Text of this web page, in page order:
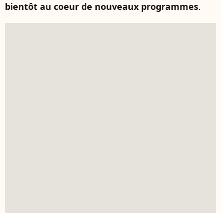
bientôt au coeur de nouveaux programmes.